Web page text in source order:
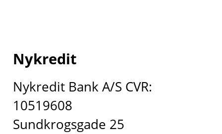
Nykredit
Nykredit Bank A/S CVR:
10519608
Sundkrogsgade 25